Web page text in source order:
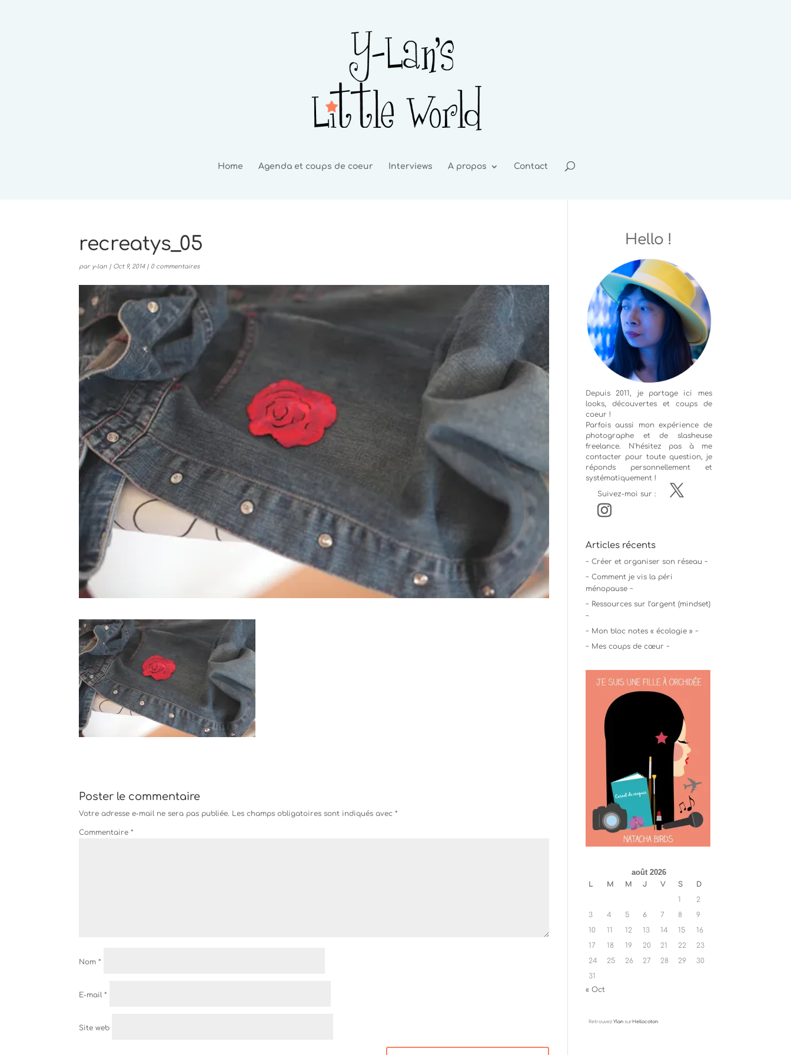
Home Agenda et coups de coeur Interviews A propos Contact
recreatys_05
par y-lan | Oct 9, 2014| 0 commentaires
Poster le commentaire
Votre adresse e-mail ne sera pas publiée. Les champs obligatoires sont indiqués avec*
Commentaire*
Nom*
E-mail*
Site web
Hello !
Depuis 2011, je partage ici mes
looks, découvertes et coups de
coeur !
Parfois aussi mon expérience de
photographeet de slasheuse
freelance. N'hésitez pas à me
contacter pour toute question, je
réponds personnellement et
systématiquement !
Suivez-moi sur :
Articles récents
~ Créer et organiser son réseau ~
~ Comment je vis la péri
ménopause ~
~ Ressources sur l’argent (mindset)
~
~ Mon bloc notes « écologie » ~
~ Mes coups de cœur ~
août 2026
L M M J V S
D
1
2
3
4 5 6 7 8
9
10
11 12 13 14 15
16
17
18 19 20 21 22
23
24
25 26 27 28 29
30
31
« Oct
Retrouvez Ylansur Hellocoton